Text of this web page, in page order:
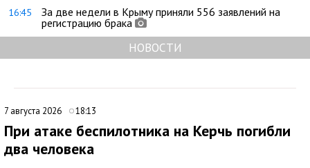
16:45
За две недели в Крыму приняли 556 заявлений на
регистрацию брака
НОВОСТИ
7 августа 2026 18:13
При атаке беспилотника на Керчь погибли
два человека